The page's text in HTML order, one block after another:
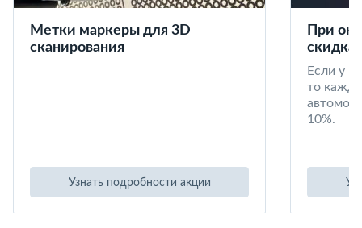
Метки маркеры для 3D
сканирования
Узнать подробности акции
При
скидка
Если у
то
10%.